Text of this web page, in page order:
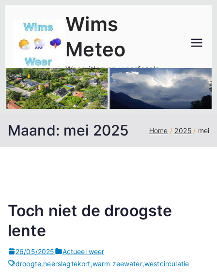
inhoud
Wims
Meteo
Weeruitleg en weerfoto's
Maand: mei 2025 Home 2025 mei
Toch niet de droogste
lente
26/05/2025
Actueel weer
droogte,neerslagtekort,warm zeewater,westcirculatie